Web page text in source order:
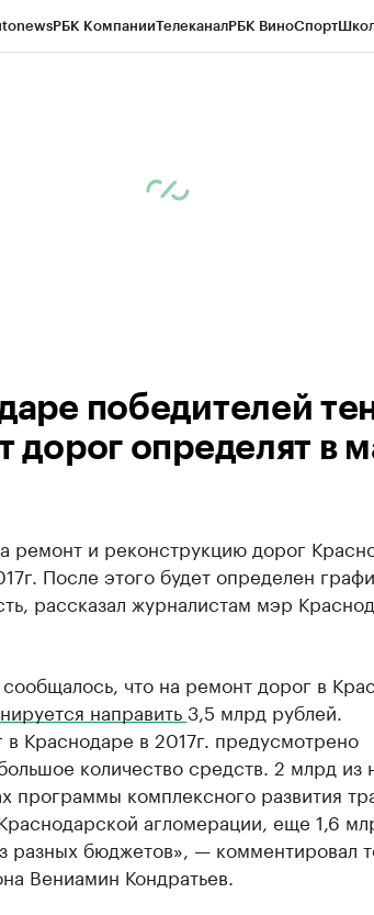
РБК КомпанииТелеканалРБК ВиноСпорт
победителей
дорог определят в
ремонт и реконструкцию дорог
После этого будет определен
рассказал журналистам мэр
что на ремонт дорог в
направить3,5 млрд рублей.
Краснодаре в 2017г. предусмотрено
количество средств. 2 млрд из
программы комплексного развития
агломерации, еще 1,6
разных бюджетов», — комментировал
Вениамин Кондратьев.